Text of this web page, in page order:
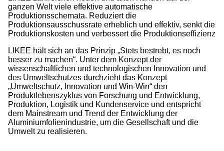
ganzen Welt viele effektive automatische
Produktionsschemata. Reduziert die
Produktionsausschussrate erheblich und effektiv, senkt die
Produktionskosten und verbessert die Produktionseffizienz
LIKEE hält sich an das Prinzip „Stets bestrebt, es noch
besser zu machen“. Unter dem Konzept der
wissenschaftlichen und technologischen Innovation und
des Umweltschutzes durchzieht das Konzept
„Umweltschutz, Innovation und Win-Win“ den
Produktlebenszyklus von Forschung und Entwicklung,
Produktion, Logistik und Kundenservice und entspricht
dem Mainstream und Trend der Entwicklung der
Aluminiumfolienindustrie, um die Gesellschaft und die
Umwelt zu realisieren.